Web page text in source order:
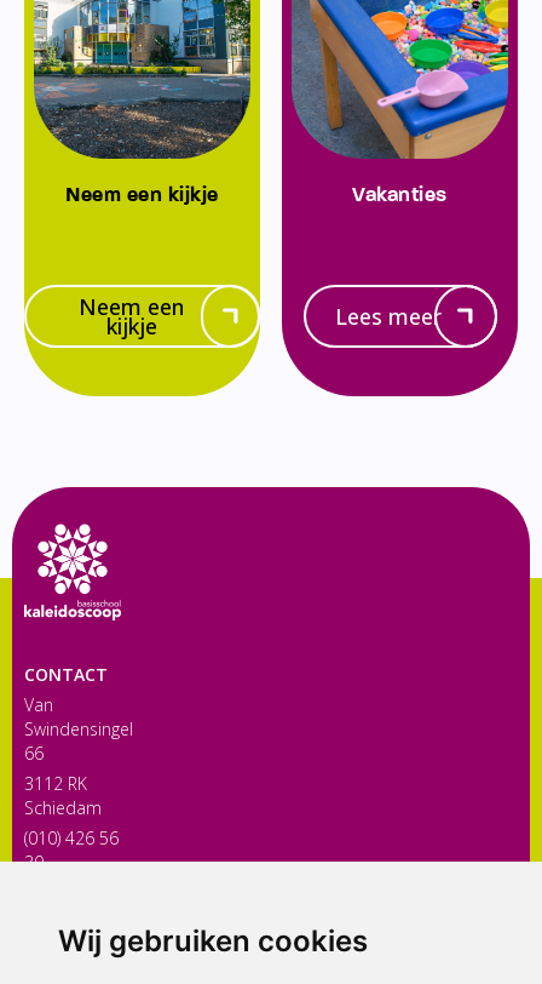
Wij gebruiken cookies
Neem een kijkje
Neem een
kijkje
Vakanties
Lees meer
CONTACT
Van
Swindensingel
66
3112 RK
Schiedam
(010) 426 56
30
ONDERDEEL VAN